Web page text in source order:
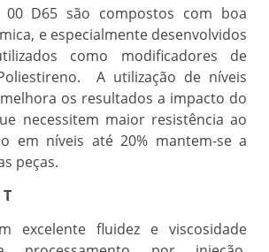
D65 são compostos com boa
e especialmente desenvolvidos
como modificadores de
A utilização de níveis
os resultados a impacto do
necessitem maior resistência ao
em níveis até 20% mantem-se a
peças.
excelente fluidez e viscosidade